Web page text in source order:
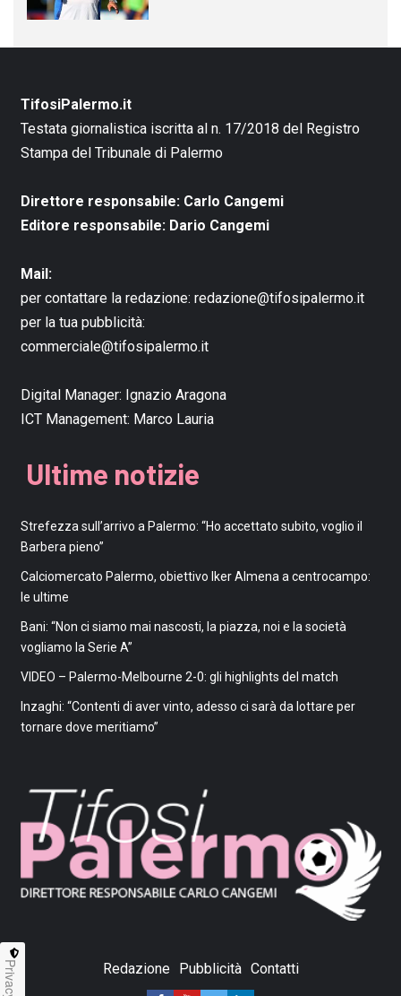
TifosiPalermo.it
Testata giornalistica iscritta al n. 17/2018 del Registro
Stampa del Tribunale di Palermo
Direttore responsabile: Carlo Cangemi
Editore responsabile: Dario Cangemi
Mail:
per contattare la redazione: redazione@tifosipalermo.it
per la tua pubblicità:
commerciale@tifosipalermo.it
Digital Manager: Ignazio Aragona
ICT Management: Marco Lauria
Ultime notizie
Strefezza sull’arrivo a Palermo: “Ho accettato subito, voglio il
Barbera pieno”
Calciomercato Palermo, obiettivo Iker Almena a centrocampo:
le ultime
Bani: “Non ci siamo mai nascosti, la piazza, noi e la società
vogliamo la Serie A”
VIDEO – Palermo-Melbourne 2-0: gli highlights del match
Inzaghi: “Contenti di aver vinto, adesso ci sarà da lottare per
tornare dove meritiamo”
Redazione Pubblicità Contatti
Privacy